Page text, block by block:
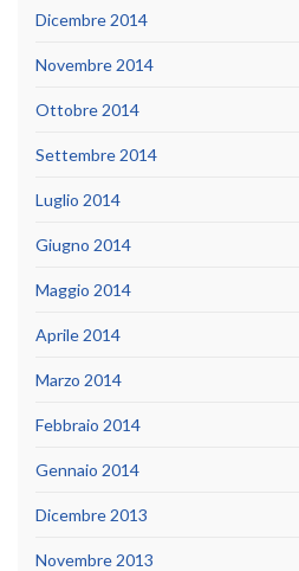
Dicembre 2014
Novembre 2014
Ottobre 2014
Settembre 2014
Luglio 2014
Giugno 2014
Maggio 2014
Aprile 2014
Marzo 2014
Febbraio 2014
Gennaio 2014
Dicembre 2013
Novembre 2013